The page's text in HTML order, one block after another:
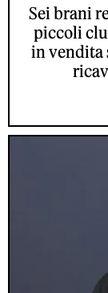
Sei brani
piccoli
in vendita